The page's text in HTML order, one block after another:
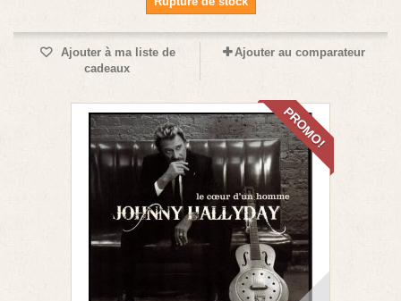
Ajouter à ma liste de
cadeaux
Ajouter au comparateur
PROMO!